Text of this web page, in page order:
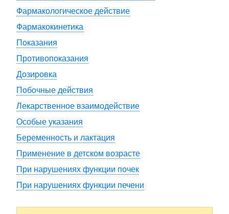
Фармакологическое действие
Фармакокинетика
Показания
Противопоказания
Дозировка
Побочные действия
Лекарственное взаимодействие
Особые указания
Беременность и лактация
Применение в детском возрасте
При нарушениях функции почек
При нарушениях функции печени